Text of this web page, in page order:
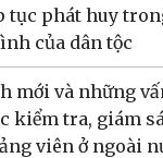
tục phát huy
của dân tộc
mới và những
kiểm tra, giám
viên ở ngoài